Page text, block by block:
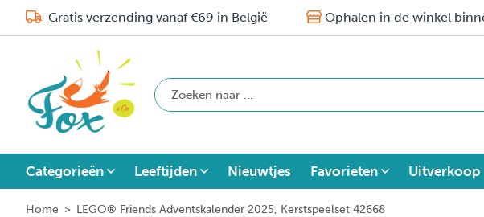
Gratis verzending vanaf €69 in België Ophalen in de winkel
Categorieën Leeftijden Nieuwtjes Favorieten Uitverkoop
Home > LEGO® Friends Adventskalender 2025, Kerstspeelset 42668